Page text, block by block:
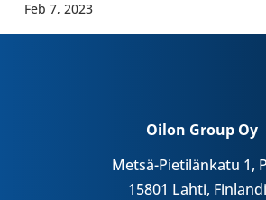
Feb 7, 2023
Oilon Group Oy
Metsä-Pietilänkatu 1,
15801 Lahti,